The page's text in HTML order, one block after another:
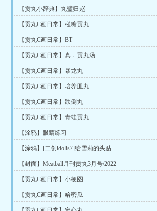
【贡丸小辞典】丸璧归赵
【贡丸C画日常】椪糖贡丸
【贡丸C画日常】BT
【贡丸C画日常】真．贡丸汤
【贡丸C画日常】暴龙丸
【贡丸C画日常】培养皿丸
【贡丸C画日常】跌倒丸
【贡丸C画日常】青蛙贡丸
【涂鸦】眼睛练习
【涂鸦】[二创idolis7]给雪莉的头贴
【封面】Meatball月刊贡丸3月号/2022
【贡丸C画日常】小梗图
【贡丸C画日常】哈密瓜